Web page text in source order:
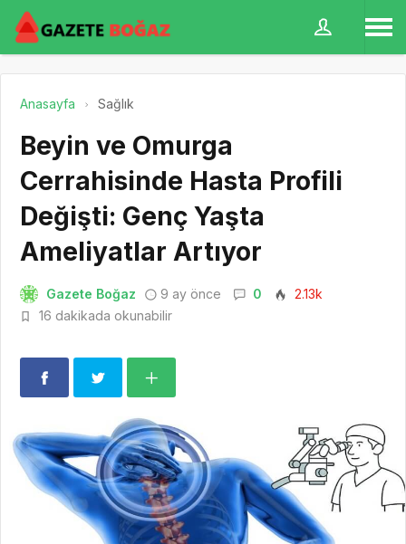
Anasayfa Sağlık
Beyin ve Omurga
Cerrahisinde Hasta Profili
Değişti: Genç Yaşta
Ameliyatlar Artıyor
Gazete Boğaz 9 ay önce 0
2.13k
16 dakikada okunabilir